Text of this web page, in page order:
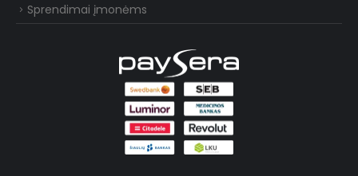
Sprendimai įmonėms